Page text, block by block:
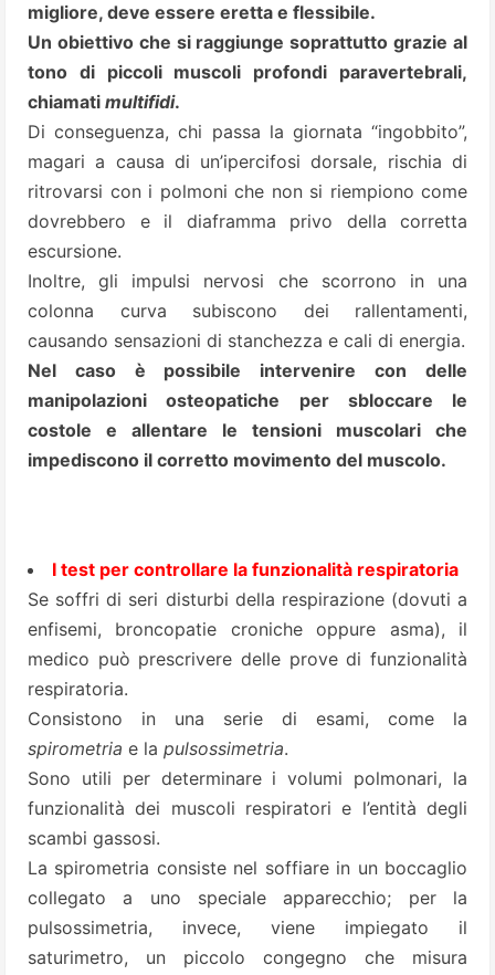
migliore, deve essere eretta e flessibile.
Un obiettivo che si raggiunge soprattutto grazie al
tono di piccoli muscoli profondi paravertebrali,
chiamati multifidi.
Di conseguenza, chi passa la giornata “ingobbito”,
magari a causa di un’ipercifosi dorsale, rischia di
ritrovarsi con i polmoni che non si riempiono come
dovrebbero e il diaframma privo della corretta
escursione.
Inoltre, gli impulsi nervosi che scorrono in una
colonna curva subiscono dei rallentamenti,
causando sensazioni di stanchezza e cali di energia.
Nel caso è possibile intervenire con delle
manipolazioni osteopatiche per sbloccare le
costole e allentare le tensioni muscolari che
impediscono il corretto movimento del muscolo.
I test per controllare la funzionalità respiratoria
Se soffri di seri disturbi della respirazione (dovuti a
enfisemi, broncopatie croniche oppure asma), il
medico può prescrivere delle prove di funzionalità
respiratoria.
Consistono in una serie di esami, come la
spirometria e la pulsossimetria.
Sono utili per determinare i volumi polmonari, la
funzionalità dei muscoli respiratori e l’entità degli
scambi gassosi.
La spirometria consiste nel soffiare in un boccaglio
collegato a uno speciale apparecchio; per la
pulsossimetria, invece, viene impiegato il
saturimetro, un piccolo congegno che misura